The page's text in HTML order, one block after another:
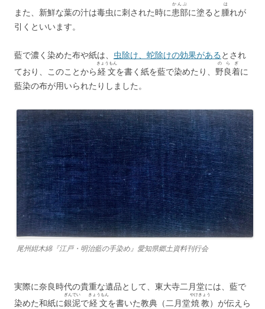
また、新鮮な葉の汁は毒虫に刺された時に患部
かんぶ
に塗ると 腫
は
れが
引くといいます。
藍で濃く染めた布や紙は、 虫除け、蛇除けの効果がある とされ
ており、このことから経文
きょうもん
を書く紙を藍で染めたり、 野良着
のらぎ
に
藍染の布が用いられたりしました。
尾州紺木綿『江戸・明治藍の手染め』愛知県郷土資料刊行会
実際に奈良時代の貴重な遺品として、東大寺二月堂には、藍で
染めた和紙に銀泥
ぎんでい
で経文
きょうもん
を書いた教典（二月堂焼教
やけきょう
）が伝えら